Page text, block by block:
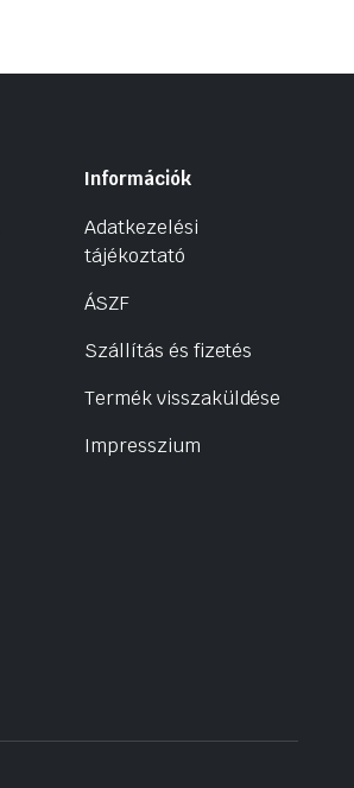
Információk
Adatkezelési
tájékoztató
ÁSZF
Szállítás és fizetés
Termék visszaküldése
Impresszium